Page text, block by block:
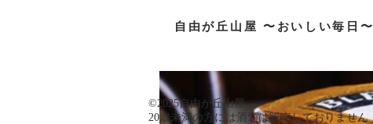
自由が丘山屋 〜おいしい毎日〜
©️2025自由が丘山屋
​20歳未満の方には酒類は販売しておりません